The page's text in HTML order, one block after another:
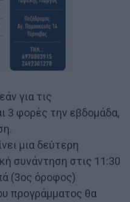
για τις
3 φορές την εβδομάδα,
μια δεύτερη
συνάντηση στις 11:30
(3ος όροφος)
προγράμματος θα